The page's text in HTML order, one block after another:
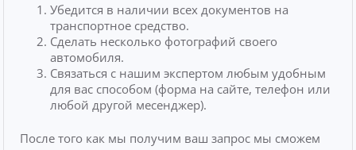
Убедится в наличии всех документов на
транспортное средство.
Сделать несколько фотографий своего
автомобиля.
Связаться с нашим экспертом любым удобным
для вас способом (форма на сайте, телефон или
любой другой месенджер).
После того как мы получим ваш запрос мы сможем